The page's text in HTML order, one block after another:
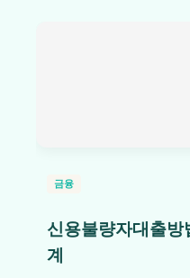
금융
신용불량자대출
계